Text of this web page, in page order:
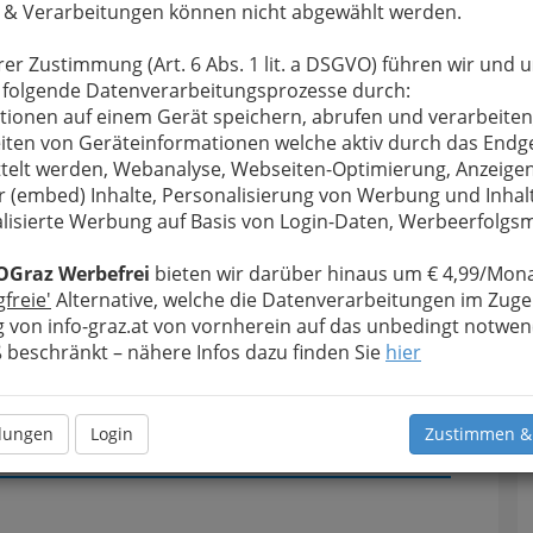
& Verarbeitungen können nicht abgewählt werden.
Zustimmung (Art. 6 Abs. 1 lit. a DSGVO) führen wir und
Datenverarbeitungsprozesse durch:
auf einem Gerät speichern, abrufen und
von Geräteinformationen welche aktiv durch das
werden, Webanalyse, Webseiten-Optimierung,
(embed) Inhalte, Personalisierung von Werbung und
Werbung auf Basis von Login-Daten,
Werbefrei bieten wir darüber hinaus um € 4,99/
Alternative, welche die Datenverarbeitungen im
von info-graz.at von vornherein auf das unbedingt
beschränkt – nähere Infos dazu finden Sie hier
Login Zustimmen
bewahren, verwenden wir an dieser Stelle zur
Ihre Nachricht wird nach dem Absenden
Brigitte Ilse Dubovszky weitergeleitet.
Meine Nachricht
Meine Nachricht senden